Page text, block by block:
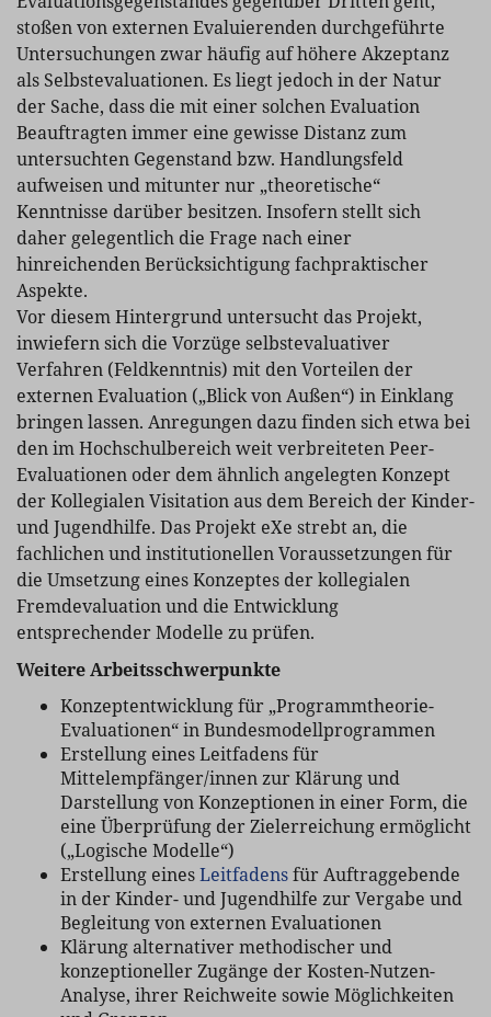
stoßen von externen Evaluierenden durchgeführte
Untersuchungen zwar häufig auf höhere Akzeptanz
als Selbstevaluationen. Es liegt jedoch in der Natur
der Sache, dass die mit einer solchen Evaluation
Beauftragten immer eine gewisse Distanz zum
untersuchten Gegenstand bzw. Handlungsfeld
aufweisen und mitunter nur „theoretische“
Kenntnisse darüber besitzen. Insofern stellt sich
daher gelegentlich die Frage nach einer
hinreichenden Berücksichtigung fachpraktischer
Aspekte.
Vor diesem Hintergrund untersucht das Projekt,
inwiefern sich die Vorzüge selbstevaluativer
Verfahren (Feldkenntnis) mit den Vorteilen der
externen Evaluation („Blick von Außen“) in Einklang
bringen lassen. Anregungen dazu finden sich etwa bei
den im Hochschulbereich weit verbreiteten Peer-
Evaluationen oder dem ähnlich angelegten Konzept
der Kollegialen Visitation aus dem Bereich der Kinder-
und Jugendhilfe. Das Projekt eXe strebt an, die
fachlichen und institutionellen Voraussetzungen für
die Umsetzung eines Konzeptes der kollegialen
Fremdevaluation und die Entwicklung
entsprechender Modelle zu prüfen.
Weitere Arbeitsschwerpunkte
Konzeptentwicklung für „Programmtheorie-
Evaluationen“ in Bundesmodellprogrammen
Erstellung eines Leitfadens für
Mittelempfänger/innen zur Klärung und
Darstellung von Konzeptionen in einer Form, die
eine Überprüfung der Zielerreichung ermöglicht
(„Logische Modelle“)
Erstellung einesLeitfadensfür Auftraggebende
in der Kinder- und Jugendhilfe zur Vergabe und
Begleitung von externen Evaluationen
Klärung alternativer methodischer und
konzeptioneller Zugänge der Kosten-Nutzen-
Analyse, ihrer Reichweite sowie Möglichkeiten